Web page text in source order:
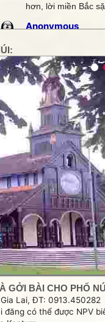
hơn, lời miền Bắc
Anonymous
Anonymous
tôi thấy nó khá là
Thiết bị âm
hoa dã quỳ rất đẹp
Loa hội trường
thơ rất hay
Xem thêm bình luận
GỞI BÀI CHO PHỐ
Lai, ĐT: 0913.450282
đăng có thể được NPV